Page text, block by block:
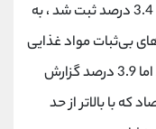
سالانه 3.2 درصد پیش بینی شده بود اما 3.4 درصد ثبت شد ، به
بی‌ثبات مواد غذایی
و انرژی ، پیش‌ بینی شده بود ، 3.8 درصد اما 3.9 درصد گزارش
با بالاتر از حد